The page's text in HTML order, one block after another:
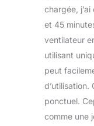
chargée,
et 45
ventilateur
utilisant
peut
d’utilisation.
ponctuel.
comme une